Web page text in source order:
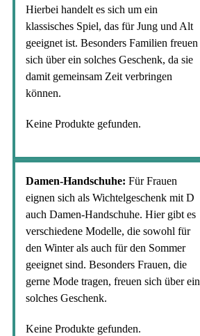
Hierbei handelt es sich um ein
klassisches Spiel, das für Jung und Alt
geeignet ist. Besonders Familien freuen
sich über ein solches Geschenk, da sie
damit gemeinsam Zeit verbringen
können.
Keine Produkte gefunden.
Damen-Handschuhe: Für Frauen
eignen sich als Wichtelgeschenk mit D
auch Damen-Handschuhe. Hier gibt es
verschiedene Modelle, die sowohl für
den Winter als auch für den Sommer
geeignet sind. Besonders Frauen, die
gerne Mode tragen, freuen sich über ein
solches Geschenk.
Keine Produkte gefunden.